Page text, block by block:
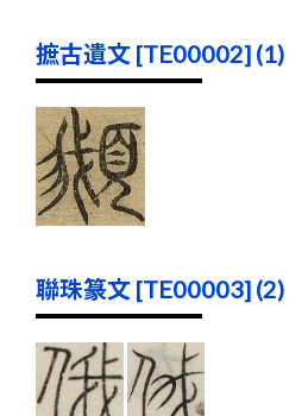
摭古遺文 [TE00002] (1)
聯珠篆文 [TE00003] (2)